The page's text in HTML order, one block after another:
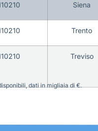
Siena
Trento
Treviso
dati in migliaia di €.